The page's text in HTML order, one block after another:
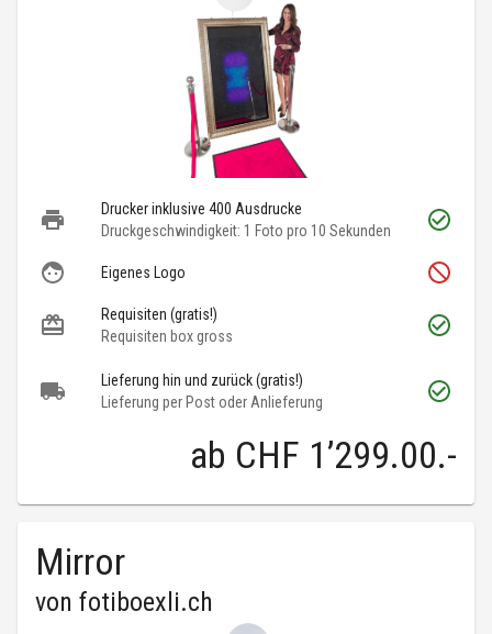
Drucker inklusive 400 Ausdrucke
Druckgeschwindigkeit: 1 Foto pro 10 Sekunden
Eigenes Logo
Requisiten (gratis!)
Requisiten box gross
Lieferung hin und zurück (gratis!)
Lieferung per Post oder Anlieferung
ab CHF 1’299.00.-
Mirror
von fotiboexli.ch